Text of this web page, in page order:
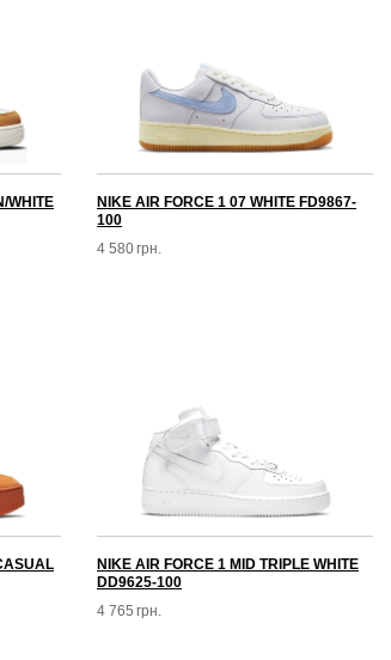
WHITE
NIKE AIR FORCE 1 07 WHITE FD9867-
100
4 580грн.
NIKE AIR FORCE 1 MID TRIPLE WHITE
DD9625-100
4 765 грн.